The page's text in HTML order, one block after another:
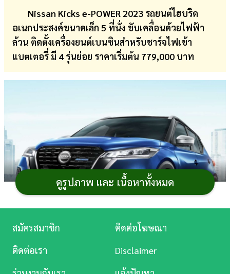
Nissan Kicks e-POWER 2023 รถยนต์ไฮบริด
อเนกประสงค์ขนาดเล็ก 5 ที่นั่ง ขับเคลื่อนด้วยไฟฟ้า
ล้วน ติดตั้งเครื่องยนต์เบนซินสำหรับชาร์จไฟเข้า
แบตเตอรี่ มี 4 รุ่นย่อย ราคาเริ่มต้น 779,000 บาท
ดูรูปภาพ และ เนื้อหาทั้งหมด
บอล
สด
การ
บันเทิง
ดู
หนัง
สมัครสมาชิก
ติดต่อโฆษณา
ติดต่อเรา
Disclaimer